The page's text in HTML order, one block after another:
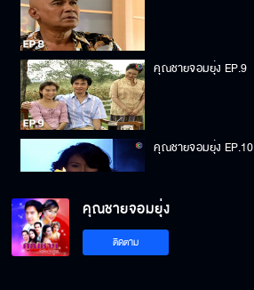
คุณชายจอมยุ่ง EP.9
คุณชายจอมยุ่ง EP.10
คุณชายจอมยุ่ง
ติดตาม